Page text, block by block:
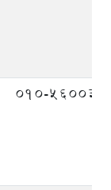
010-560033